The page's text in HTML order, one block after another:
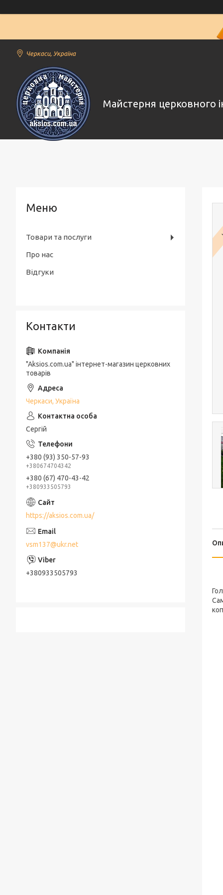
Черкаси, Україна
Майстерня церковного
Товари та послуги
Про нас
Відгуки
Контакти
"Aksios.com.ua" інтернет-магазин церковних
товарів
Черкаси, Україна
Сергій
+380 (93) 350-57-93
+380674704342
+380 (67) 470-43-42
+380933505793
https://aksios.com.ua/
vsm137@ukr.net
+380933505793